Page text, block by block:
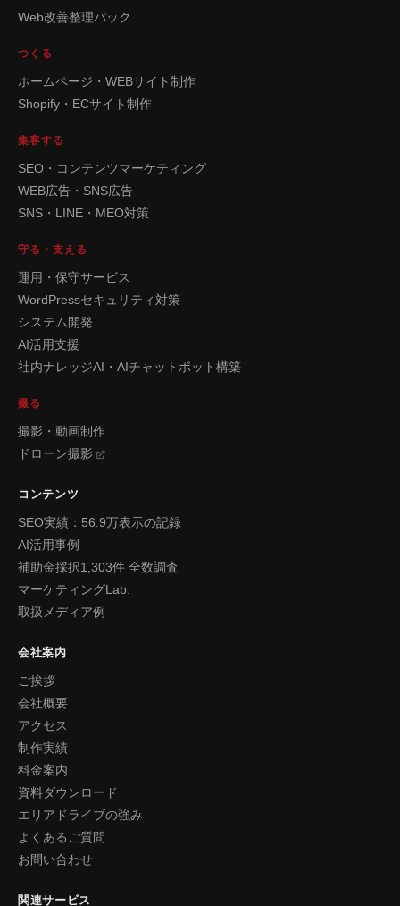
Web改善整理パック
つくる
ホームページ・WEBサイト制作
Shopify・ECサイト制作
集客する
SEO・コンテンツマーケティング
WEB広告・SNS広告
SNS・LINE・MEO対策
守る・支える
運用・保守サービス
WordPressセキュリティ対策
システム開発
AI活用支援
社内ナレッジAI・AIチャットボット構築
撮る
撮影・動画制作
ドローン撮影
コンテンツ
SEO実績：56.9万表示の記録
AI活用事例
補助金採択1,303件 全数調査
マーケティングLab.
取扱メディア例
会社案内
ご挨拶
会社概要
アクセス
制作実績
料金案内
資料ダウンロード
エリアドライブの強み
よくあるご質問
お問い合わせ
関連サービス